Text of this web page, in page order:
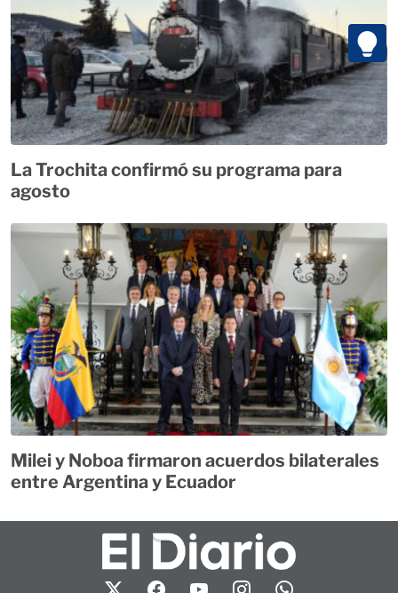
La Trochita confirmó su programa para
agosto
Milei y Noboa firmaron acuerdos bilaterales
entre Argentina y Ecuador